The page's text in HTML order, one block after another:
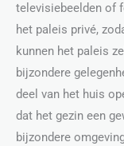
televisiebeelden of
het paleis privé,
kunnen het paleis
bijzondere
deel van het huis
dat het gezin een
bijzondere